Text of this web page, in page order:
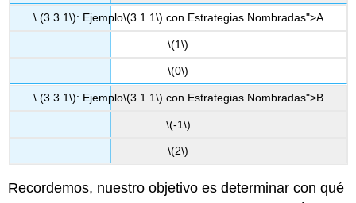
\ (3.3.1\): Ejemplo\(3.1.1\) con Estrategias Nombradas">A
\(1\)
\(0\)
\ (3.3.1\): Ejemplo\(3.1.1\) con Estrategias Nombradas">B
\(-1\)
\(2\)
Recordemos, nuestro objetivo es determinar con qué